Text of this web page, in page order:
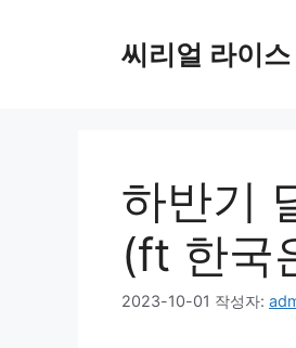
씨리얼 라이스
하반기
(ft 한국
2023-10-01 작성자: